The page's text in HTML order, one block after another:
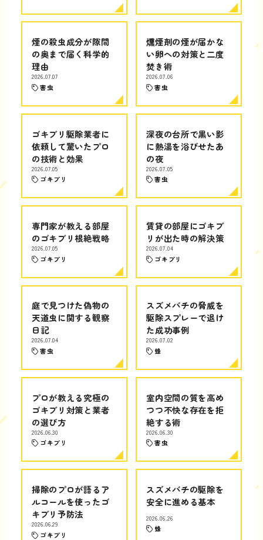
煙の殺虫成分が隙間
の奥まで届く科学的
理由
2026.07.07
害虫
燻煙剤の煙が届かな
い卵への対策と二度
焚き術
2026.07.06
害虫
ゴキブリ駆除業者に
依頼して驚いたプロ
の技術と効果
2026.07.05
ゴキブリ
深夜の台所で黒い影
に熱湯を浴びせたあ
の夜
2026.07.05
害虫
専門家が教える部屋
のゴキブリ根絶戦略
2026.07.05
ゴキブリ
賃貸の部屋にゴキブ
リが出た時の解決策
2026.07.04
ゴキブリ
庭で見つけた偽物の
天道虫に関する観察
日記
2026.07.04
害虫
スズメバチの脅威を
駆除スプレーで退け
た成功事例
2026.07.02
蜂
プロが教える究極の
ゴキブリ対策と業者
の選び方
2026.06.30
ゴキブリ
室内空間の質を高め
つつ不快な存在を拒
絶する術
2026.06.30
害虫
掃除のプロが語るア
ルコールを使ったゴ
キブリ予防法
2026.06.29
ゴキブリ
スズメバチの駆除を
安全に進める基本
2026.06.26
蜂